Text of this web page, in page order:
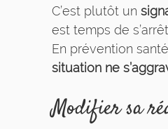
C’est plutôt un
est temps de
En prévention
situation ne
Modifier sa